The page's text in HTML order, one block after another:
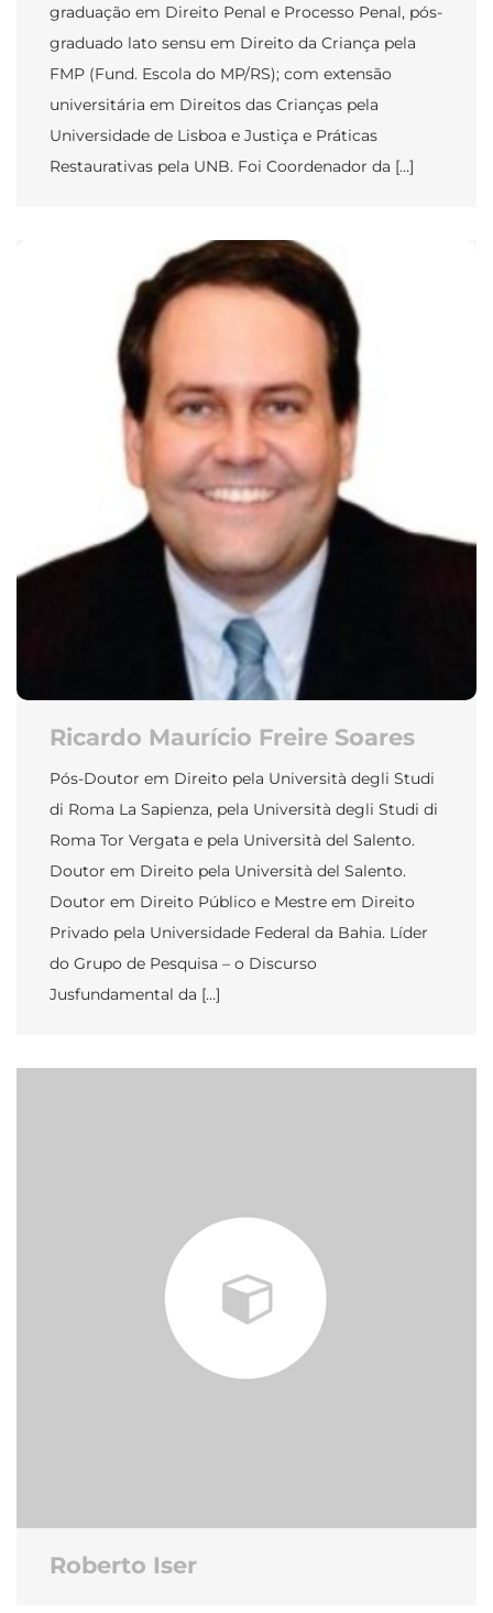
graduação em Direito Penal e Processo Penal, pós-
graduado lato sensu em Direito da Criança pela
FMP (Fund. Escola do MP/RS); com extensão
universitária em Direitos das Crianças pela
Universidade de Lisboa e Justiça e Práticas
Restaurativas pela UNB. Foi Coordenador da […]
Ricardo Maurício Freire Soares
Pós-Doutor em Direito pela Università degli Studi
di Roma La Sapienza, pela Università degli Studi di
Roma Tor Vergata e pela Università del Salento.
Doutor em Direito pela Università del Salento.
Doutor em Direito Público e Mestre em Direito
Privado pela Universidade Federal da Bahia. Líder
do Grupo de Pesquisa – o Discurso
Jusfundamental da […]
Roberto Iser